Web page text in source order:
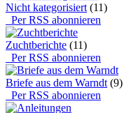
Nicht kategorisiert (11)
Per RSS abonnieren
Zuchtberichte (11)
Per RSS abonnieren
Briefe aus dem Warndt (9)
Per RSS abonnieren